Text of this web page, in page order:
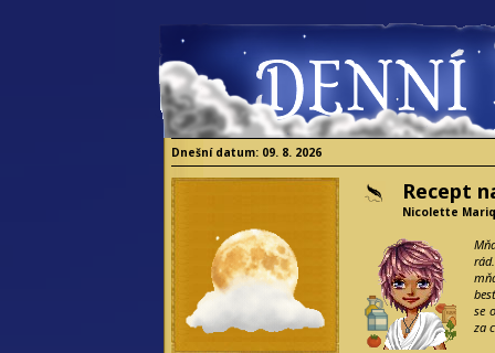
Dnešní datum: 09. 8. 2026
Recept
Nicolette
se
za